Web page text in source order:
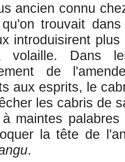
ancien connu
trouvait
introduisirent
Dans
de
aux esprits, le
les cabris de
maintes
la tête de
.